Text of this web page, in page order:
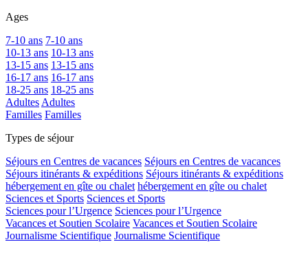
Ages
7-10 ans 7-10 ans
10-13 ans 10-13 ans
13-15 ans 13-15 ans
16-17 ans 16-17 ans
18-25 ans 18-25 ans
Adultes Adultes
Familles Familles
Types de séjour
Séjours en Centres de vacances Séjours en Centres de vacances
Séjours itinérants & expéditions Séjours itinérants & expéditions
hébergement en gîte ou chalet hébergement en gîte ou chalet
Sciences et Sports Sciences et Sports
Sciences pour l’Urgence Sciences pour l’Urgence
Vacances et Soutien Scolaire Vacances et Soutien Scolaire
Journalisme Scientifique Journalisme Scientifique